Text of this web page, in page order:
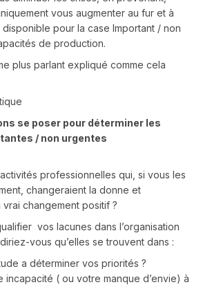
vous augmenter au fur et à
pour la case Important / non
de production.
plus parlant expliqué comme cela
se poser pour déterminer les
/ non urgentes
professionnelles qui, si vous les
changeraient la donne et
changement positif ?
vos lacunes dans l’organisation
vous qu’elles se trouvent dans :
a déterminer vos priorités ?
incapacité ( ou votre manque d’envie) à